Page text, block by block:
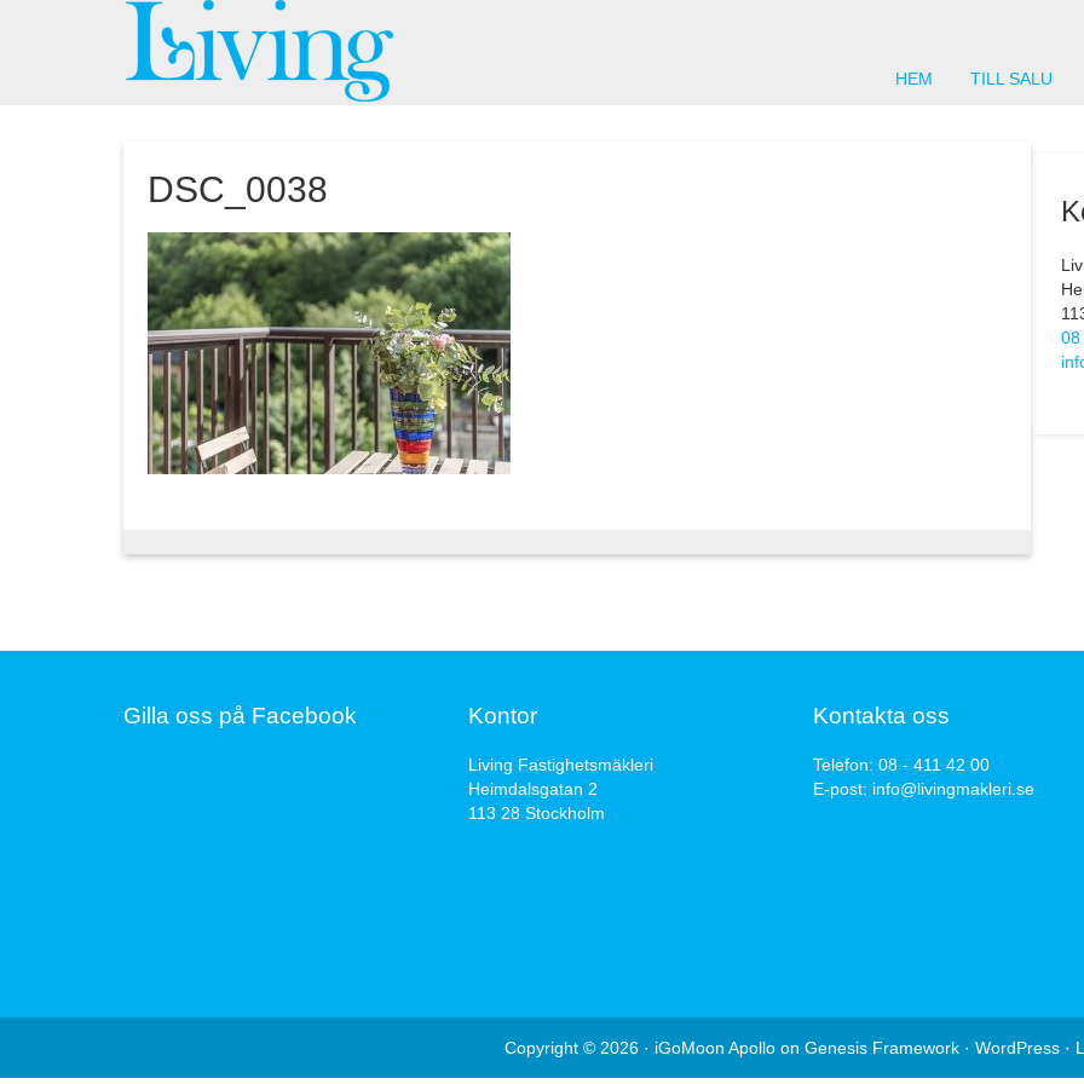
HEM TILL SALU
DSC_0038
08
Gilla oss på Facebook Kontor
Living Fastighetsmäkleri
Heimdalsgatan 2
113 28 Stockholm
Kontakta oss
Telefon: 08 - 411 42 00
E-post: info@livingmakleri.se
Copyright © 2026 · iGoMoon Apolloon Genesis Framework· WordPress·